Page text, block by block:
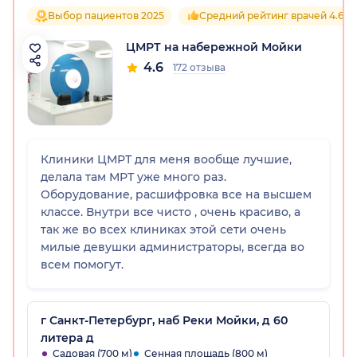
Выбор пациентов 2025 Средний рейтинг врачей 4.6
ЦМРТ на набережной Мойки
4.6 172 отзыва
Клиники ЦМРТ для меня вообще лучшие,
делала там МРТ уже много раз.
Оборудование, расшифровка все на высшем
классе. Внутри все чисто , очень красиво, а
так же во всех клиниках этой сети очень
милые девушки администраторы, всегда во
всем помогут.
г Санкт-Петербург, наб Реки Мойки, д 60
литера д
Садовая (700 м) Сенная площадь (800 м)